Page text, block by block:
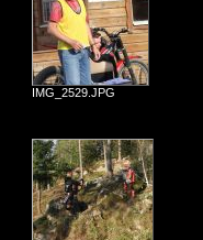
IMG_2529.JPG